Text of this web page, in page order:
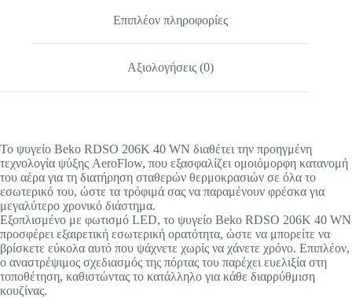
Επιπλέον πληροφορίες
Αξιολογήσεις (0)
Το ψυγείο Beko RDSO 206K 40 WN διαθέτει την προηγμένη
τεχνολογία ψύξης AeroFlow, που εξασφαλίζει ομοιόμορφη κατανομή
του αέρα για τη διατήρηση σταθερών θερμοκρασιών σε όλα το
εσωτερικό του, ώστε τα τρόφιμά σας να παραμένουν φρέσκα για
μεγαλύτερο χρονικό διάστημα.
Εξοπλισμένο με φωτισμό LED, το ψυγείο Beko RDSO 206K 40 WN
προσφέρει εξαιρετική εσωτερική ορατότητα, ώστε να μπορείτε να
βρίσκετε εύκολα αυτό που ψάχνετε χωρίς να χάνετε χρόνο. Επιπλέον,
ο αναστρέψιμος σχεδιασμός της πόρτας του παρέχει ευελιξία στη
τοποθέτηση, καθιστώντας το κατάλληλο για κάθε διαρρύθμιση
κουζίνας.